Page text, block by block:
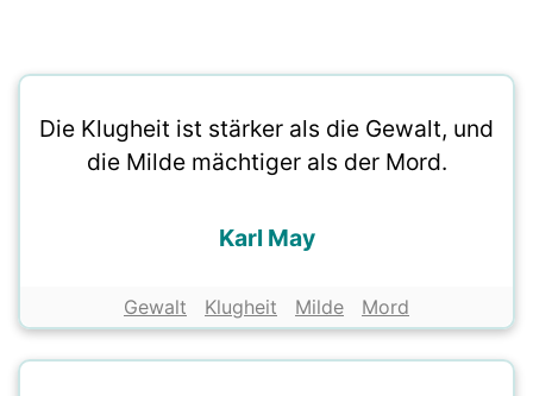
Die Klugheit ist stärker als die Gewalt, und
die Milde mächtiger als der Mord.
Karl May
Gewalt Klugheit Milde Mord